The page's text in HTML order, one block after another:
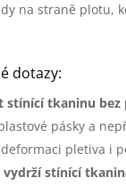
na straně plotu,
dotazy:
stínící tkaninu bez
pásky a
pletiva i
vydrží stínící